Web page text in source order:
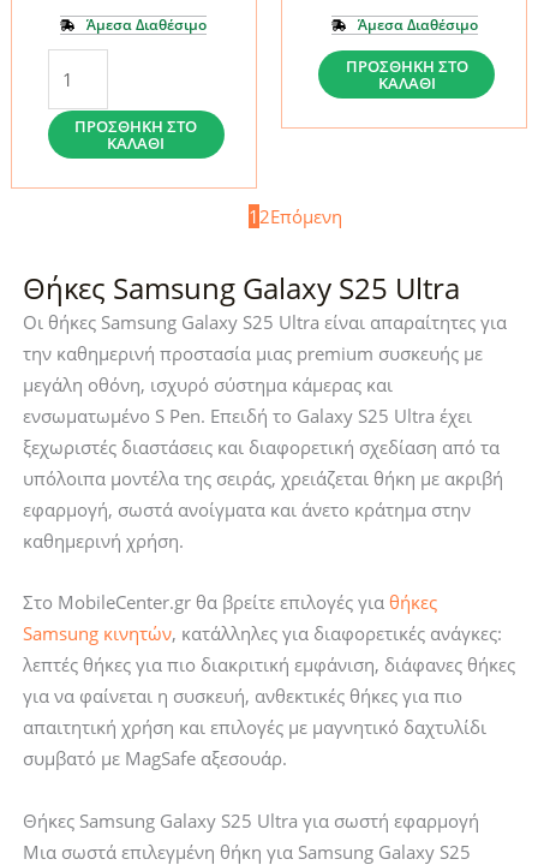
Άμεσα Διαθέσιμο
Galaxy
S25
Ultra
Magmat
MagSafe
Matte
Black
ποσότητα
ΠΡΟΣΘΉΚΗ ΣΤΟ
ΚΑΛΆΘΙ
Άμεσα Διαθέσιμο
Θήκη
Samsung
Galaxy
Tech-
Magmat
Matte
Black
ποσότητα
ΠΡΟΣΘΉΚΗ ΣΤΟ
ΚΑΛΆΘΙ
12Επόμενη
Θήκες Samsung Galaxy S25 Ultra
Οι θήκες Samsung Galaxy S25 Ultra είναι απαραίτητες για
την καθημερινή προστασία μιας premium συσκευής με
μεγάλη οθόνη, ισχυρό σύστημα κάμερας και
ενσωματωμένο S Pen. Επειδή το Galaxy S25 Ultra έχει
ξεχωριστές διαστάσεις και διαφορετική σχεδίαση από τα
υπόλοιπα μοντέλα της σειράς, χρειάζεται θήκη με ακριβή
εφαρμογή, σωστά ανοίγματα και άνετο κράτημα στην
καθημερινή χρήση.
Στο MobileCenter.gr θα βρείτε επιλογές για θήκες
Samsung κινητών, κατάλληλες για διαφορετικές ανάγκες:
λεπτές θήκες για πιο διακριτική εμφάνιση, διάφανες θήκες
για να φαίνεται η συσκευή, ανθεκτικές θήκες για πιο
απαιτητική χρήση και επιλογές με μαγνητικό δαχτυλίδι
συμβατό με MagSafe αξεσουάρ.
Θήκες Samsung Galaxy S25 Ultra για σωστή εφαρμογή
Μια σωστά επιλεγμένη θήκη για Samsung Galaxy S25